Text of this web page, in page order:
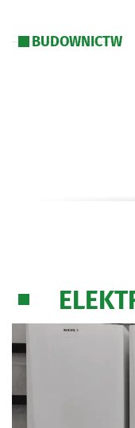
Hawaje w ogniu. Jak
BUDOWNICTWO